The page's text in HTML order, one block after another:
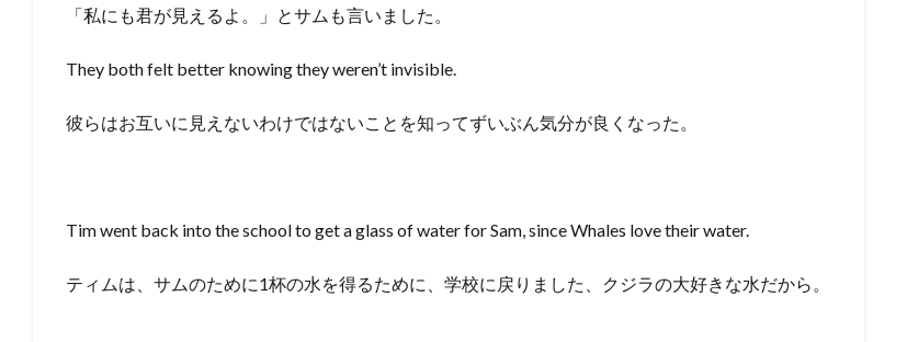
「私にも君が見えるよ。」とサムも言いました。
They both felt better knowing they weren’t invisible.
彼らはお互いに見えないわけではないことを知ってずいぶん気分が良くなった。
Tim went back into the school to get a glass of water for Sam, since Whales love their water.
ティムは、サムのために1杯の水を得るために、学校に戻りました、クジラの大好きな水だから。